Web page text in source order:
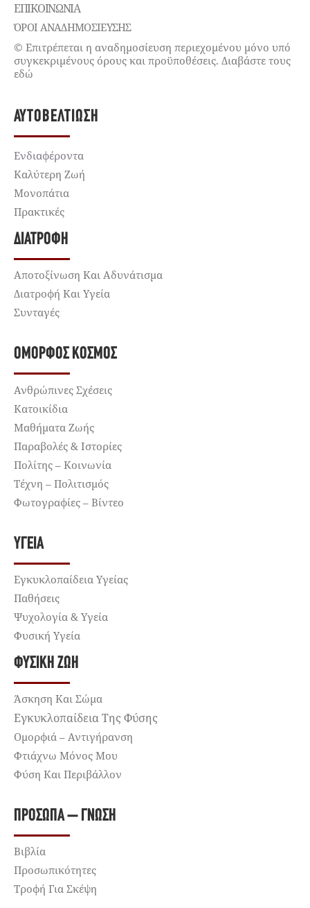
ΕΠΙΚΟΙΝΩΝΊΑ
ΌΡΟΙ ΑΝΑΔΗΜΟΣΙΕΥΣΗΣ
© Επιτρέπεται η αναδημοσίευση περιεχομένου μόνο υπό
συγκεκριμένους όρους και προϋποθέσεις. Διαβάστε τους
εδώ
ΑΥΤΟΒΕΛΤΊΩΣΗ
Ενδιαφέροντα
Καλύτερη Ζωή
Μονοπάτια
Πρακτικές
ΔΙΑΤΡΟΦΉ
Αποτοξίνωση Και Αδυνάτισμα
Διατροφή Και Υγεία
Συνταγές
ΌΜΟΡΦΟΣ ΚΌΣΜΟΣ
Ανθρώπινες Σχέσεις
Κατοικίδια
Μαθήματα Ζωής
Παραβολές & Ιστορίες
Πολίτης – Κοινωνία
Τέχνη – Πολιτισμός
Φωτογραφίες – Βίντεο
ΥΓΕΊΑ
Εγκυκλοπαίδεια Υγείας
Παθήσεις
Ψυχολογία & Υγεία
Φυσική Υγεία
ΦΥΣΙΚΉ ΖΩΉ
Άσκηση Και Σώμα
Εγκυκλοπαίδεια Της Φύσης
Ομορφιά – Αντιγήρανση
Φτιάχνω Μόνος Μου
Φύση Και Περιβάλλον
ΠΡΌΣΩΠΑ – ΓΝΏΣΗ
Βιβλία
Προσωπικότητες
Τροφή Για Σκέψη